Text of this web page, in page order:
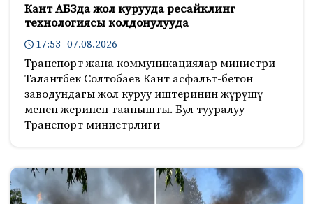
Кант АБЗда жол курууда ресайклинг
технологиясы колдонулууда
17:53 07.08.2026
Транспорт жана коммуникациялар министри
Талантбек Солтобаев Кант асфальт-бетон
заводундагы жол куруу иштеринин жүрүшү
менен жеринен таанышты. Бул тууралуу
Транспорт министрлиги